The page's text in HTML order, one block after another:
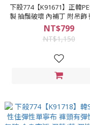
下殺774【K91671】正韓
製 抽鬚破壞 內補丁 附吊飾
寧布 窄身彈性牛仔單寧
NT$799
NT$1,150